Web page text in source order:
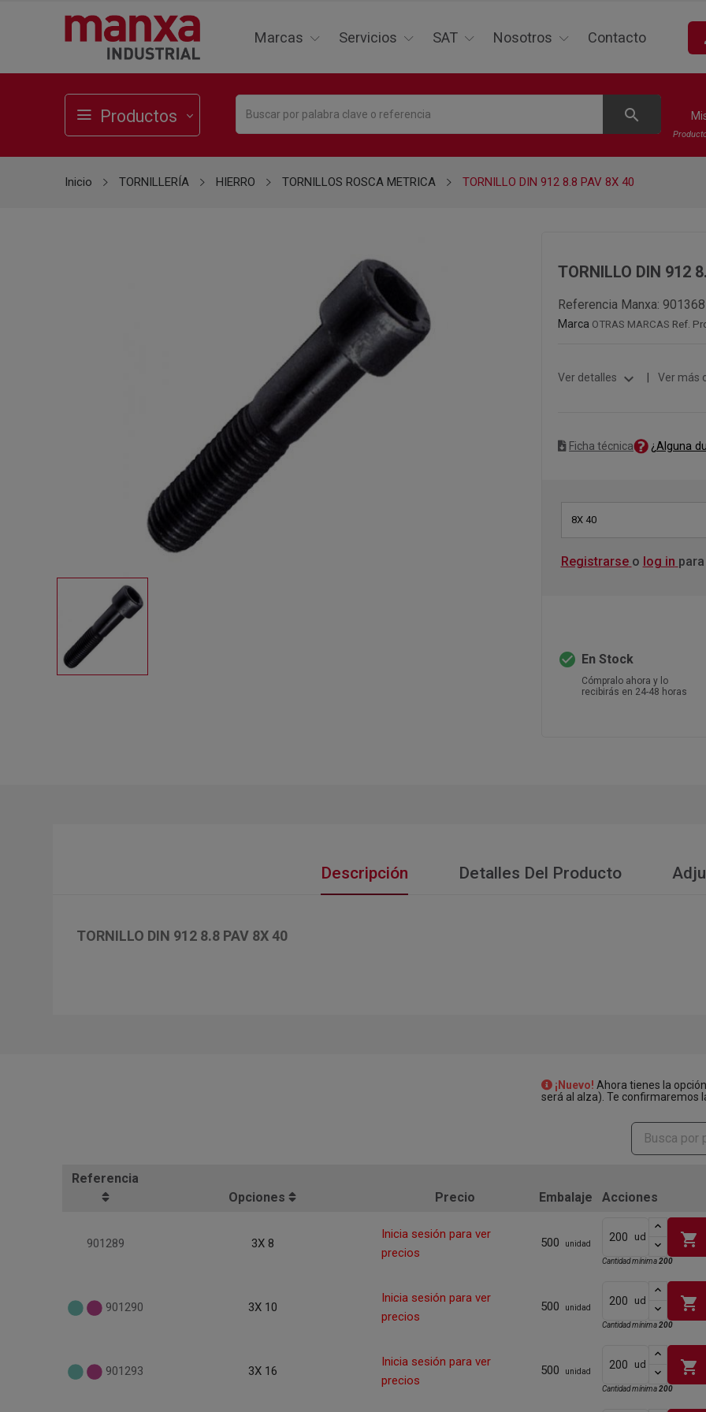
Marcas Servicios SAT Nosotros Contacto
Productos search
Inicio TORNILLERÍA HIERRO TORNILLOS ROSCA METRICA TORNILLO DIN 912 8.8 PAV 8X 40
TORNILLO DIN 912
Referencia Manxa: 901368
Marca OTRAS MARCAS Ref.
Ver detalles expand_more Ver más
Ficha técnica ¿Alguna
8X 40
Registrarse o log in
check_circle En Stock
Cómpralo ahora y lo
recibirás en 24-48 horas
Descripción Detalles Del Producto
TORNILLO DIN 912 8.8 PAV 8X 40
¡Nuevo! Ahora tienes la
será al alza). Te confirmaremos
Referencia
Opciones
Precio Embalaje Acciones
901289 3X 8
Inicia sesión para ver
precios
500 unidad
ud shopping_cart
Cantidad mínima200
901290 3X 10
Inicia sesión para ver
precios
500 unidad
ud shopping_cart
Cantidad mínima200
901293 3X 16
Inicia sesión para ver
precios
500 unidad
ud shopping_cart
Cantidad mínima200